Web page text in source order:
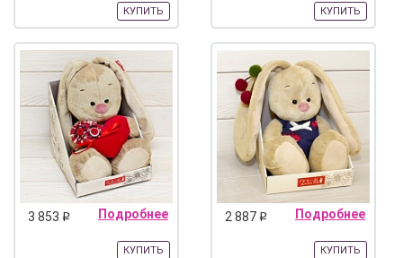
КУПИТЬ КУПИТЬ
3 853 q Подробнее
КУПИТЬ
2 887 q Подробнее
КУПИТЬ